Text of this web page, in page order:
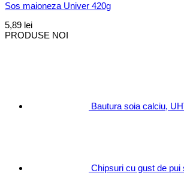
Sos maioneza Univer 420g
5,89 lei
PRODUSE NOI
Bautura soia calciu,
Chipsuri cu gust de pui